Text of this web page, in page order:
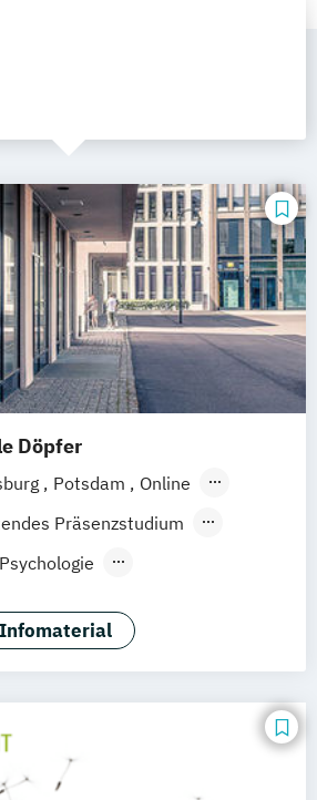
Döpfer
Potsdam
Online
Präsenzstudium
Studium
Präsenzlehrgang
in der Kindheit
und Beratung